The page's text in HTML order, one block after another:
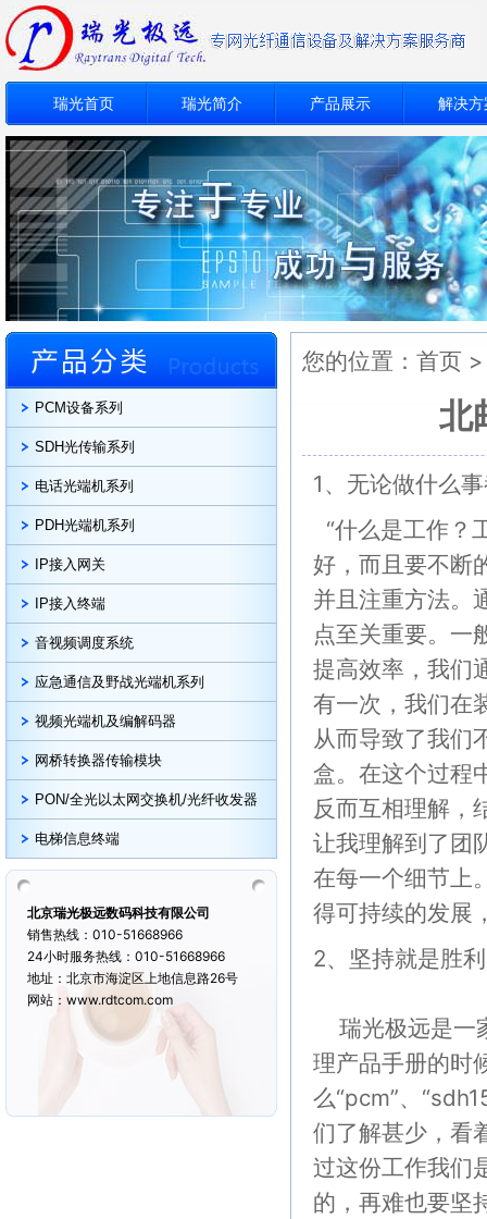
瑞光首页 瑞光简介 产品展示 解决方
PCM设备系列
SDH光传输系列
电话光端机系列
PDH光端机系列
IP接入网关
IP接入终端
音视频调度系统
应急通信及野战光端机系列
视频光端机及编解码器
网桥转换器传输模块
PON/全光以太网交换机/光纤收发器
电梯信息终端
北京瑞光极远数码科技有限公司
销售热线：010-51668966
24小时服务热线：010-51668966
地址：北京市海淀区上地信息路26号
网站：www.rdtcom.com
您的位置： 首页
北
1、无论做什么
“什么是工作？
好，而且要不断
并且注重方法。
点至关重要。一
提高效率，我们
有一次，我们在
从而导致了我们
盒。在这个过程
反而互相理解，
让我理解到了团
在每一个细节上
得可持续的发展
2、坚持就是胜
瑞光极远是一
理产品手册的时
么“pcm”、
们了解甚少，看
过这份工作我们
的，再难也要坚